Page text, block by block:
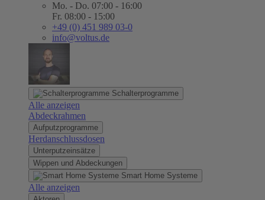
Mo. - Do. 07:00 - 16:00
Fr. 08:00 - 15:00
+49 (0) 451 989 03-0
info@voltus.de
Schalterprogramme
Alle anzeigen
Abdeckrahmen
Aufputzprogramme
Herdanschlussdosen
Unterputzeinsätze
Wippen und Abdeckungen
Smart Home Systeme
Alle anzeigen